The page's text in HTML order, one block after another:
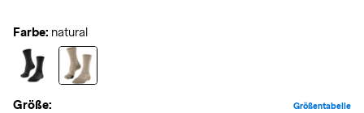
Farbe: natural
Größe: Größentabelle